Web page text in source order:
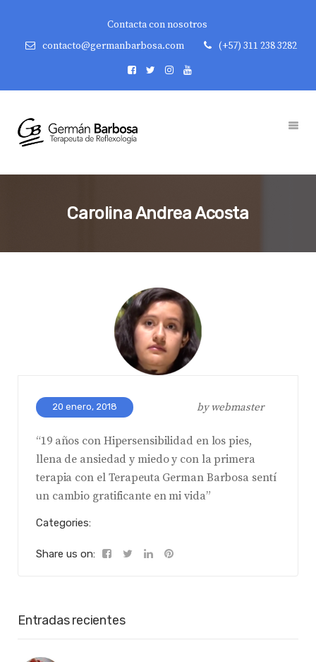
Contacta con nosotros
contacto@germanbarbosa.com
(+57) 311 238 3282
Carolina Andrea Acosta
20 enero, 2018 bywebmaster
“19 años con Hipersensibilidad en los pies,
llena de ansiedad y miedo y con la primera
terapia con el Terapeuta German Barbosa sentí
un cambio gratificante en mi vida”
Categories:
Share us on:
Entradas recientes